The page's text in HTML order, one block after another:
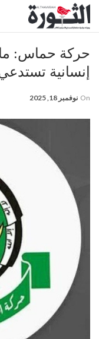
حركة حماس:
إنسانية
On نوفمبر 18, 2025